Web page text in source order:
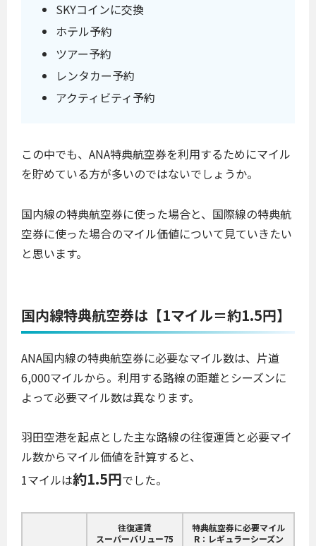
SKYコインに交換
ホテル予約
ツアー予約
レンタカー予約
アクティビティ予約
この中でも、ANA特典航空券を利用するためにマイル
を貯めている方が多いのではないでしょうか。
国内線の特典航空券に使った場合と、国際線の特典航
空券に使った場合のマイル価値について見ていきたい
と思います。
国内線特典航空券は【1マイル＝約1.5円】
ANA国内線の特典航空券に必要なマイル数は、片道
6,000マイルから。利用する路線の距離とシーズンに
よって必要マイル数は異なります。
羽田空港を起点とした主な路線の往復運賃と必要マイ
ル数からマイル価値を計算すると、
1マイルは約1.5円でした。
往復運賃
スーパーバリュー75
特典航空券に必要マイル
R：レギュラーシーズン